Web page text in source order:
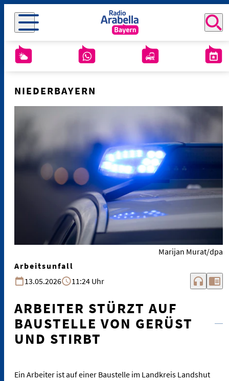
NIEDERBAYERN
Marijan Murat/dpa
Arbeitsunfall
13.05.2026
11:24 Uhr headphones chrome_reader_mode
ARBEITER STÜRZT AUF
BAUSTELLE VON GERÜST
UND STIRBT
Ein Arbeiter ist auf einer Baustelle im Landkreis Landshut